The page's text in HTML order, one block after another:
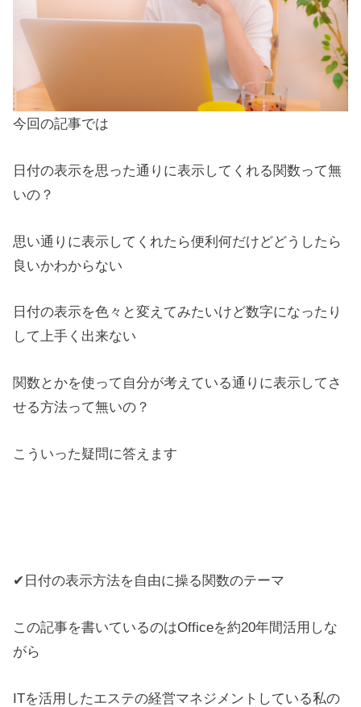
今回の記事では
日付の表示を思った通りに表示してくれる関数って無
いの？
思い通りに表示してくれたら便利何だけどどうしたら
良いかわからない
日付の表示を色々と変えてみたいけど数字になったり
して上手く出来ない
関数とかを使って自分が考えている通りに表示してさ
せる方法って無いの？
こういった疑問に答えます
✔日付の表示方法を自由に操る関数のテーマ
この記事を書いているのはOfficeを約20年間活用しな
がら
ITを活用したエステの経営マネジメントしている私の